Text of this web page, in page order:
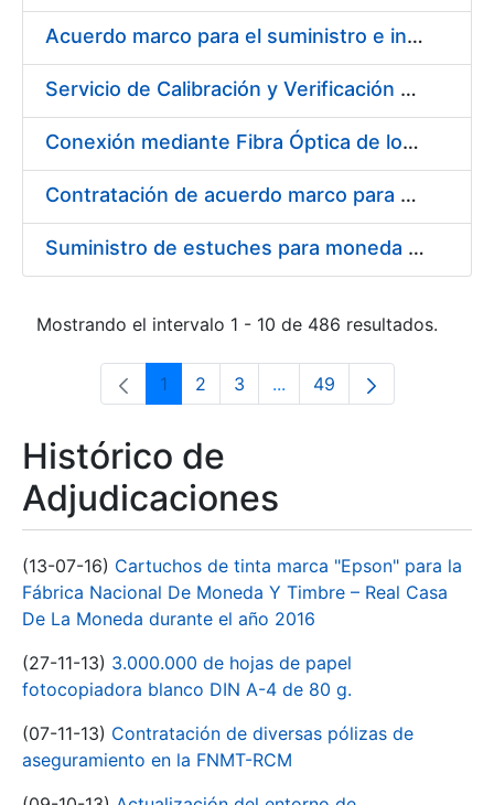
Acuerdo marco para el suministro e instalación de persianas, estores y otros complementos
Servicio de Calibración y Verificación Externa de los Equipos de Medición del Servicio de Prevención de la FNMT-RCM
Conexión mediante Fibra Óptica de los Centros de Proceso de Datos (CPDs) de las sedes de la FNMT-RCM de Burgos y Madrid
Contratación de acuerdo marco para el Suministro de Material de Electricidad para la Fábrica Nacional de Moneda y Timbre-Real Casa de la Moneda en su centro de trabajo de Burgos
Suministro de estuches para moneda de 30 €
Mostrando el intervalo 1 - 10 de 486 resultados.
Página
1 Página
2 Página
3 ...Páginas intermedias Use
Página
49
Histórico de
Adjudicaciones
(13-07-16) Cartuchos de tinta marca "Epson" para la
Fábrica Nacional De Moneda Y Timbre – Real Casa
De La Moneda durante el año 2016
(27-11-13) 3.000.000 de hojas de papel
fotocopiadora blanco DIN A-4 de 80 g.
(07-11-13) Contratación de diversas pólizas de
aseguramiento en la FNMT-RCM